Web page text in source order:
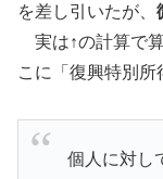
を差し引いたが、
実は↑の計算で
こに「復興特別所
個人に対し